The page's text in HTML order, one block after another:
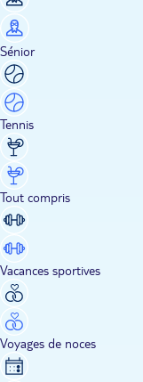
Sénior
Tennis
Tout compris
Vacances sportives
Voyages de noces